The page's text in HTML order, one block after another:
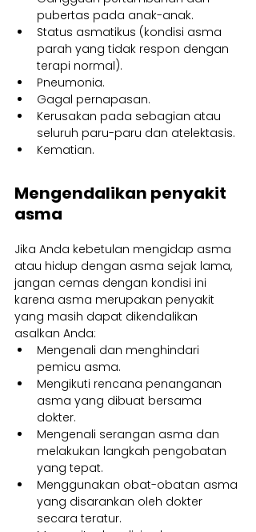
pubertas pada anak-anak.
Status asmatikus (kondisi asma
parah yang tidak respon dengan
terapi normal).
Pneumonia.
Gagal pernapasan.
Kerusakan pada sebagian atau
seluruh paru-paru dan atelektasis.
Kematian.
Mengendalikan penyakit
asma
Jika Anda kebetulan mengidap asma
atau hidup dengan asma sejak lama,
jangan cemas dengan kondisi ini
karena asma merupakan penyakit
yang masih dapat dikendalikan
asalkan Anda:
Mengenali dan menghindari
pemicu asma.
Mengikuti rencana penanganan
asma yang dibuat bersama
dokter.
Mengenali serangan asma dan
melakukan langkah pengobatan
yang tepat.
Menggunakan obat-obatan asma
yang disarankan oleh dokter
secara teratur.